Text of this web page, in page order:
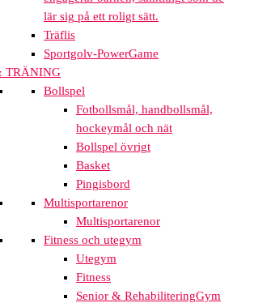
lär sig på ett roligt sätt.
Träflis
Sportgolv-PowerGame
TRÄNING
Bollspel
Fotbollsmål, handbollsmål,
hockeymål och nät
Bollspel övrigt
Basket
Pingisbord
Multisportarenor
Multisportarenor
Fitness och utegym
Utegym
Fitness
Senior & RehabiliteringGym